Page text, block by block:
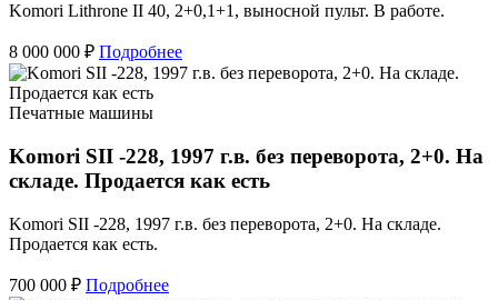
Komori Lithrone II 40, 2+0,1+1, выносной пульт. В работе.
8 000 000 ₽ Подробнее
Печатные машины
Komori SII -228, 1997 г.в. без переворота, 2+0. На
складе. Продается как есть
Komori SII -228, 1997 г.в. без переворота, 2+0. На складе.
Продается как есть.
700 000 ₽ Подробнее